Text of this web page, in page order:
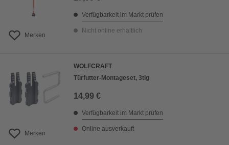
Merken
Verfügbarkeit im Markt prüfen
Nicht online erhältlich
Merken
WOLFCRAFT
Türfutter-Montageset, 3tlg
14,99 €
Verfügbarkeit im Markt prüfen
Online ausverkauft